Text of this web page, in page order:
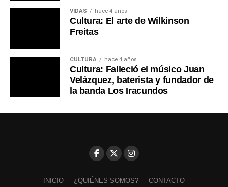
VIDAS hace 4 años
Cultura: El arte de Wilkinson
Freitas
CULTURA hace 4 años
Cultura: Falleció el músico Juan
Velázquez, baterista y fundador de
la banda Los Iracundos
INICIO ¿QUIÉNES SOMOS? CONTACTO